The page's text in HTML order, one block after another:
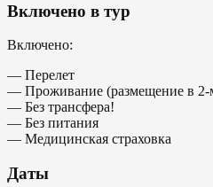
Включено в тур
Включено:
— Перелет
— Проживание (размещение в 2-
— Без трансфера!
— Без питания
— Медицинская страховка
Даты